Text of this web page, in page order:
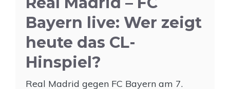
Bayern live: Wer zeigt
heute das CL-
Hinspiel?
Real Madrid gegen FC Bayern am 7.